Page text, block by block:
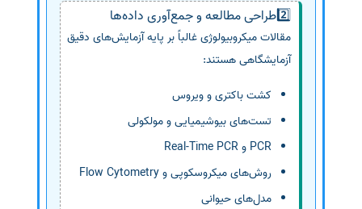
2️⃣طراحی مطالعه و جمع‌آوری داده‌ها
مقالات میکروبیولوژی غالباً بر پایه آزمایش‌های دقیق
آزمایشگاهی هستند:
کشت باکتری و ویروس
تست‌های بیوشیمیایی و مولکولی
PCR و Real-Time PCR
روش‌های میکروسکوپی و Flow Cytometry
مدل‌های حیوانی